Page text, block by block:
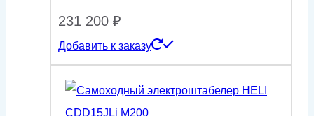
231 200 ₽
Добавить к заказу